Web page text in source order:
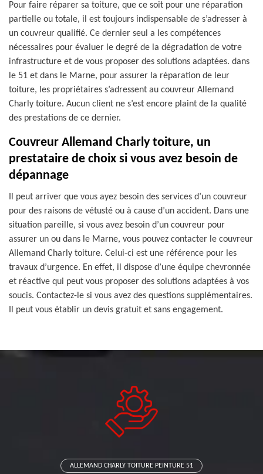
Pour faire réparer sa toiture, que ce soit pour une réparation
partielle ou totale, il est toujours indispensable de s’adresser à
un couvreur qualifié. Ce dernier seul a les compétences
nécessaires pour évaluer le degré de la dégradation de votre
infrastructure et de vous proposer des solutions adaptées. dans
le 51 et dans le Marne, pour assurer la réparation de leur
toiture, les propriétaires s’adressent au couvreur Allemand
Charly toiture. Aucun client ne s’est encore plaint de la qualité
des prestations de ce dernier.
Couvreur Allemand Charly toiture, un
prestataire de choix si vous avez besoin de
dépannage
Il peut arriver que vous ayez besoin des services d’un couvreur
pour des raisons de vétusté ou à cause d’un accident. Dans une
situation pareille, si vous avez besoin d’un couvreur pour
assurer un ou dans le Marne, vous pouvez contacter le couvreur
Allemand Charly toiture. Celui-ci est une référence pour les
travaux d’urgence. En effet, il dispose d’une équipe chevronnée
et réactive qui peut vous proposer des solutions adaptées à vos
soucis. Contactez-le si vous avez des questions supplémentaires.
Il peut vous établir un devis gratuit et sans engagement.
ALLEMAND CHARLY TOITURE PEINTURE 51